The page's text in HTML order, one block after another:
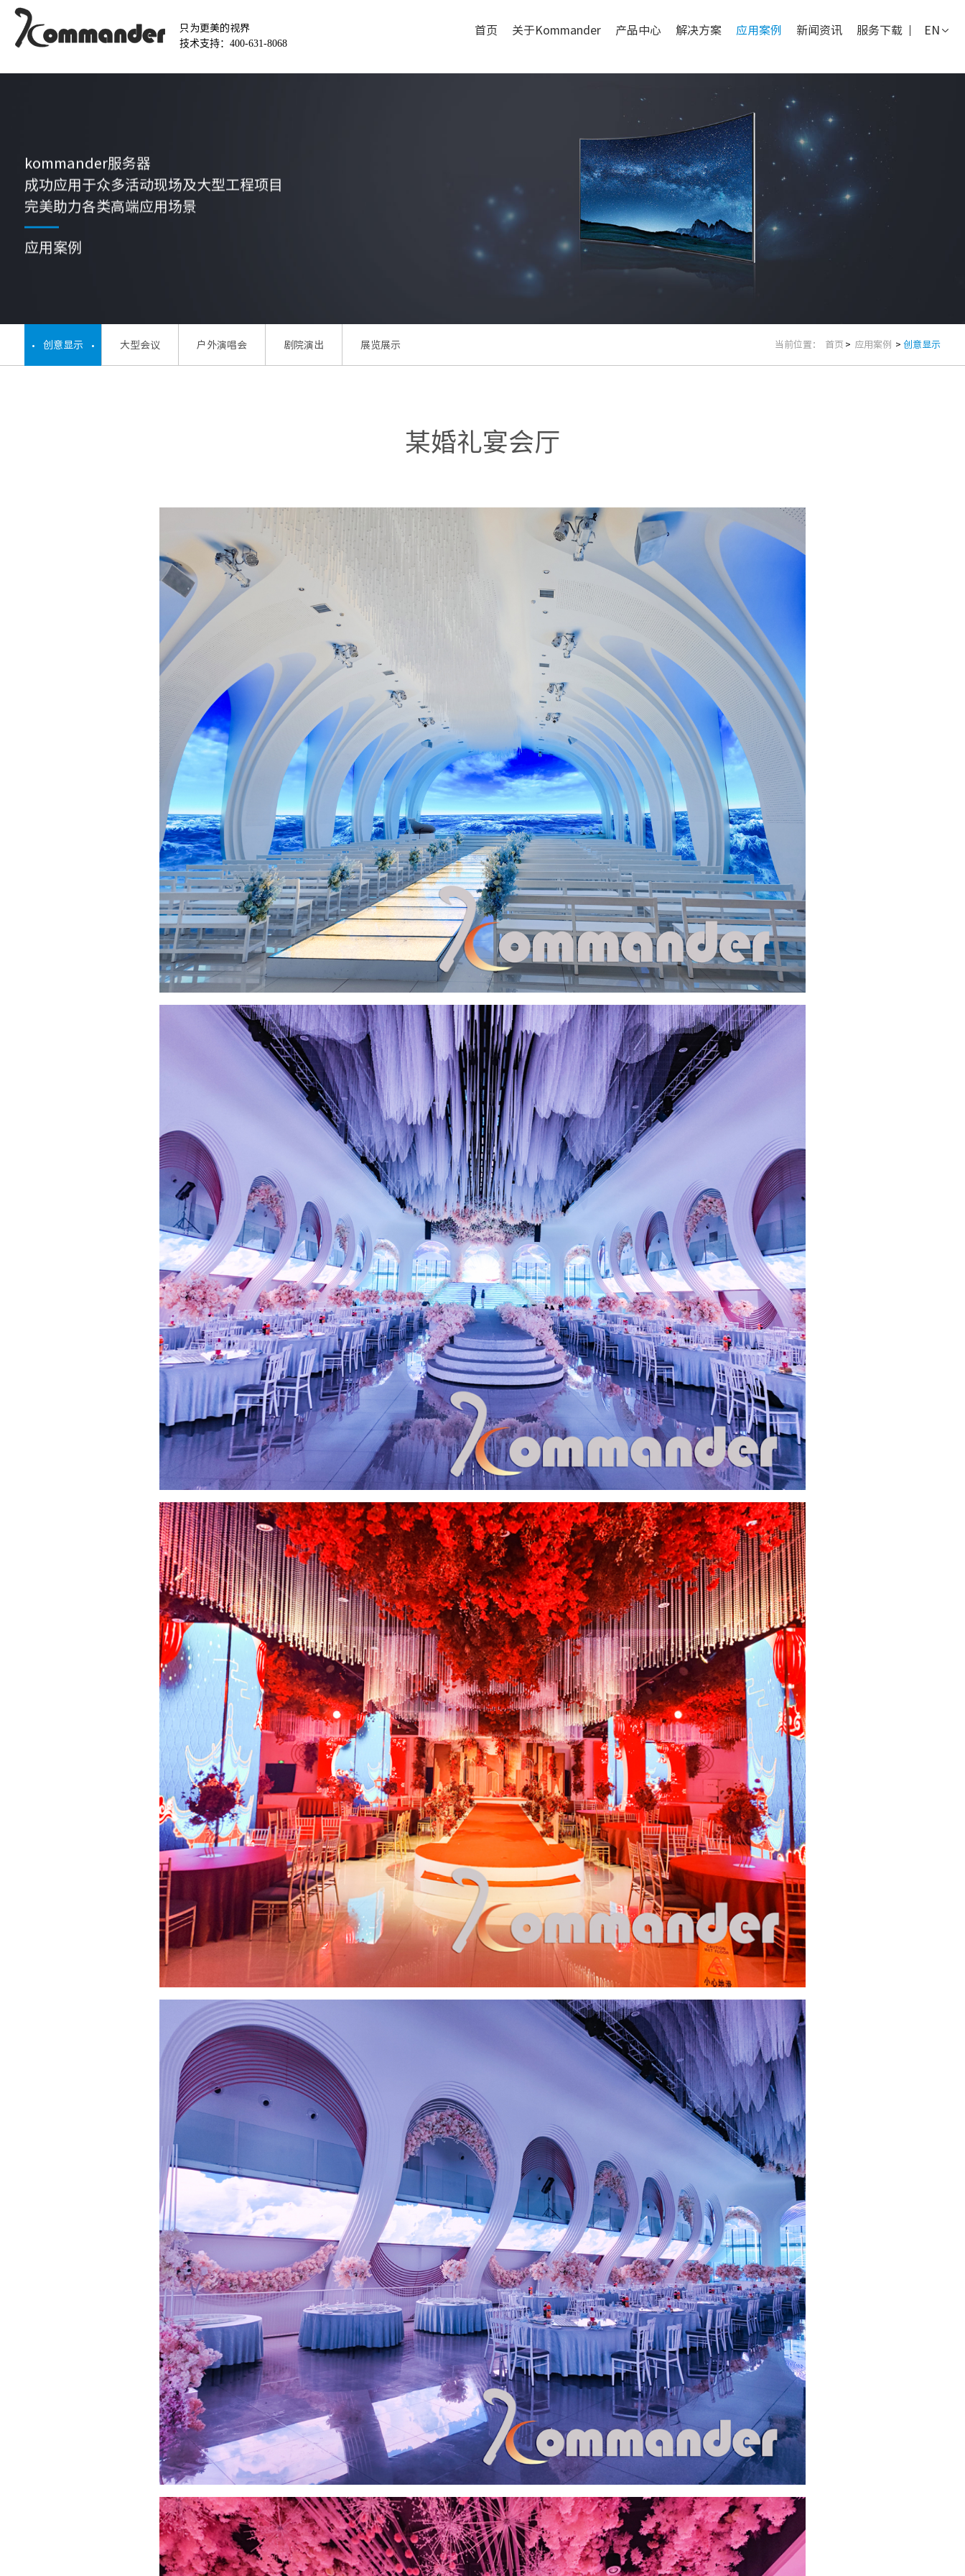
只为更美的视界
技术支持：400-631-8068
EN
首页 关于Kommander 产品中心 解决方案 应用案例 新闻资讯 服务下载
kommander服务器
成功应用于众多活动现场及大型工程项目
完美助力各类高端应用场景
应用案例
当前位置： 首页 > 应用案例 >创意显示
创意显示 大型会议 户外演唱会 剧院演出 展览展示
某婚礼宴会厅